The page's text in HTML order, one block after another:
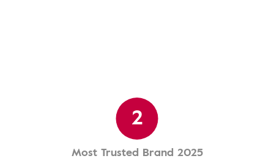
2
Most Trusted Brand 2025